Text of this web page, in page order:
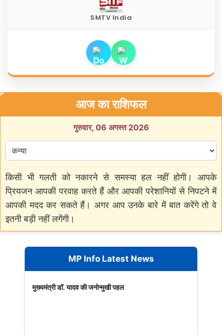
SMTV India
आज का राशिफल
गुरुवार, 06 अगस्त 2026
किसी भी गलती को नकारने से समस्या हल नहीं होगी। आपके
प्रियजन आपकी परवाह करते हैं और आपकी परेशानियों से निपटने में
आपकी मदद कर सकते हैं। अगर आप उनके बारे में बात करेंगे तो वे
इतनी बड़ी नहीं लगेंगी।
MP Info Latest News
मुख्यमंत्री डॉ. यादव की जनोन्मुखी पहल